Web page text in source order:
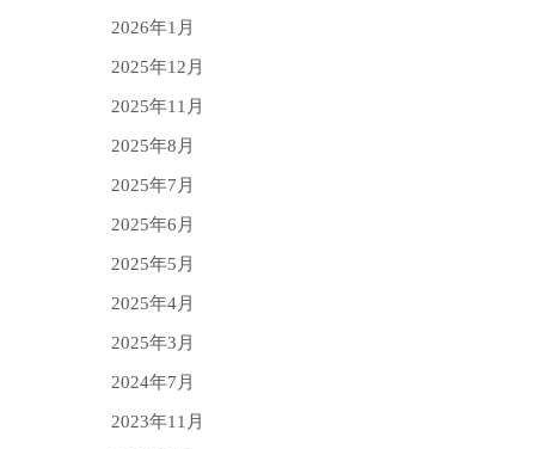
2026年1月
2025年12月
2025年11月
2025年8月
2025年7月
2025年6月
2025年5月
2025年4月
2025年3月
2024年7月
2023年11月